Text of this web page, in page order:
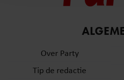
en om ons websiteverkeer te
informatie over uw gebruik van
partners voor social media,
informatie die u aan ze heeft
gaat akkoord met onze cookies
Over Party
Tip de redactie